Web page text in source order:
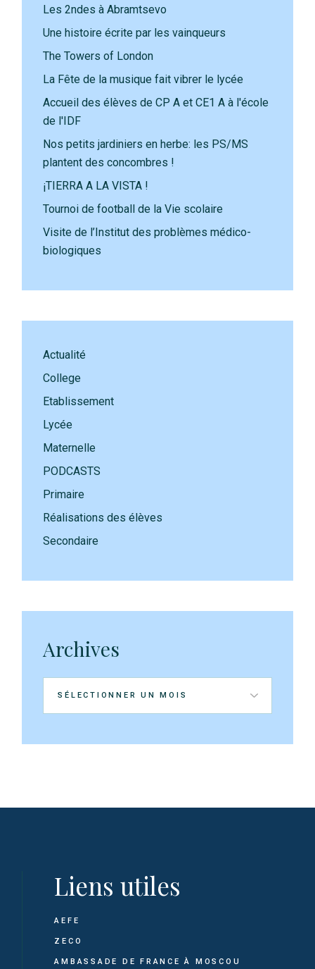
Les 2ndes à Abramtsevo
Une histoire écrite par les vainqueurs
The Towers of London
La Fête de la musique fait vibrer le lycée
Accueil des élèves de CP A et CE1 A à l'école
de l'IDF
Nos petits jardiniers en herbe: les PS/MS
plantent des concombres !
¡TIERRA A LA VISTA !
Tournoi de football de la Vie scolaire
Visite de l’Institut des problèmes médico-
biologiques
Actualité
College
Etablissement
Lycée
Maternelle
PODCASTS
Primaire
Réalisations des élèves
Secondaire
Archives
Archives
Liens utiles
AEFE
ZECO
AMBASSADE DE FRANCE À MOSCOU